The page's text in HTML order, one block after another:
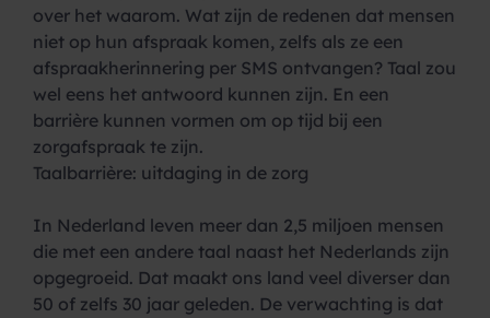
over het waarom. Wat zijn de redenen dat mensen
niet op hun afspraak komen, zelfs als ze een
afspraakherinnering per SMS ontvangen? Taal zou
wel eens het antwoord kunnen zijn. En een
barrière kunnen vormen om op tijd bij een
zorgafspraak te zijn.
Taalbarrière: uitdaging in de zorg
In Nederland leven meer dan 2,5 miljoen mensen
die met een andere taal naast het Nederlands zijn
opgegroeid. Dat maakt ons land veel diverser dan
50 of zelfs 30 jaar geleden. De verwachting is dat